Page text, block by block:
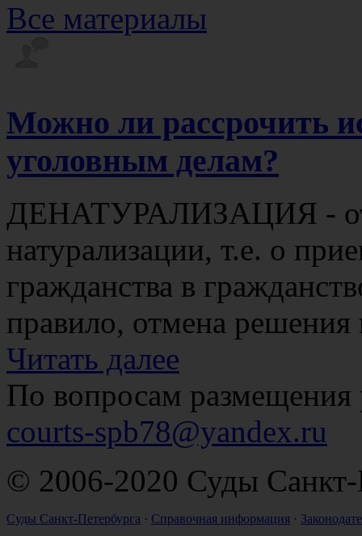
Все материалы
Можно ли рассрочить
уголовным делам?
ДЕНАТУРАЛИЗАЦИЯ -
натурализации, т.е. о
гражданства в
правило, отмена
Читать далее
По вопросам размещения
courts-spb78@yandex.ru
© 2006-2020 Суды Санкт-
Суды Санкт-Петербурга · Справочная информация ·